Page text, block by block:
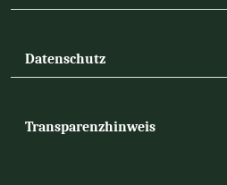
Datenschutz
Transparenzhinweis